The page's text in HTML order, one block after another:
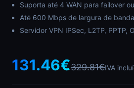
Suporta até 4 WAN para failover
Até 600 Mbps de largura de banda
Servidor VPN IPSec, L2TP, PPTP,
131.46€329.81€IVA